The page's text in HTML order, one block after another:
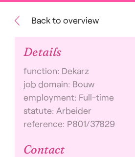
Back to overview
Details
function: Dekarz
job domain: Bouw
employment: Full-time
statute: Arbeider
reference: P801/37829
Contact